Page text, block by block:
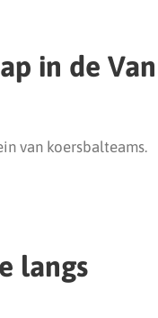
in de Van
van koersbalteams.
langs